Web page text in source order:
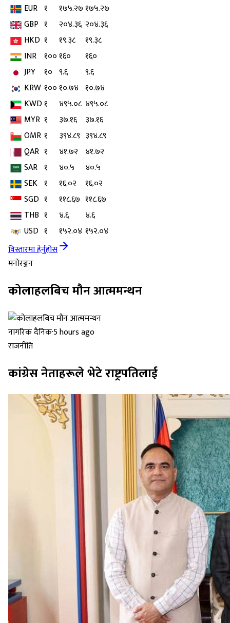
EUR १ १७५.२७१७५.२७
GBP १ २०४.३६ २०४.३६
HKD १ १९.३८
१९.३८
INR १००१६०
१६०
JPY
१० ९.६
९.६
KRW १००१०.७४ १०.७४
KWD१ ४९५.०८ ४९५.०८
MYR १ ३७.१६
३७.१६
OMR १ ३९४.८९ ३९४.८९
QAR १ ४१.७२ ४१.७२
SAR १ ४०.५
४०.५
SEK १ १६.०२
१६.०२
SGD १ ११८.६७ ११८.६७
THB १ ४.६
४.६
USD १ १५२.०४ १५२.०४
विस्तारमा हेर्नुहोस
मनोरञ्जन
कोलाहलबिच मौन आत्ममन्थन
नागरिक दैनिक·5 hours ago
राजनीति
कांग्रेस नेताहरूले भेटे राष्ट्रपतिलाई